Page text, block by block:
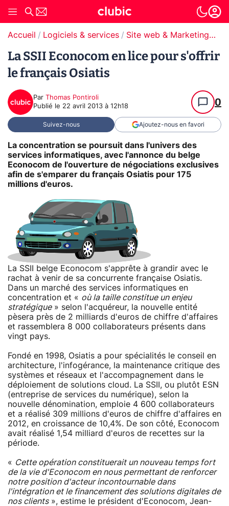
Accueil Logiciels & services Site web & Marketing Digital
La SSII Econocom en lice pour s'offrir
le français Osiatis
Par Thomas Pontiroli
Publié le 22 avril 2013 à 12h18 0
Suivez-nous Ajoutez-nous en favori
La concentration se poursuit dans l'univers des
services informatiques, avec l'annonce du belge
Econocom de l'ouverture de négociations exclusives
afin de s'emparer du français Osiatis pour 175
millions d'euros.
La SSII belge Econocom s'apprête à grandir avec le
rachat à venir de sa concurrente française Osiatis.
Dans un marché des services informatiques en
concentration et « où la taille constitue un enjeu
stratégique» selon l'acquéreur, la nouvelle entité
pèsera près de 2 milliards d'euros de chiffre d'affaires
et rassemblera 8 000 collaborateurs présents dans
vingt pays.
Fondé en 1998, Osiatis a pour spécialités le conseil en
architecture, l'infogérance, la maintenance critique des
systèmes et réseaux et l'accompagnement dans le
déploiement de solutions cloud. La SSII, ou plutôt ESN
(entreprise de services du numérique), selon la
nouvelle dénomination, emploie 4 600 collaborateurs
et a réalisé 309 millions d'euros de chiffre d'affaires en
2012, en croissance de 10,4%. De son côté, Econocom
avait réalisé 1,54 milliard d'euros de recettes sur la
période.
« Cette opération constituerait un nouveau temps fort
de la vie d'Econocom en nous permettant de renforcer
notre position d'acteur incontournable dans
l'intégration et le financement des solutions digitales de
nos clients», estime le président d'Econocom, Jean-